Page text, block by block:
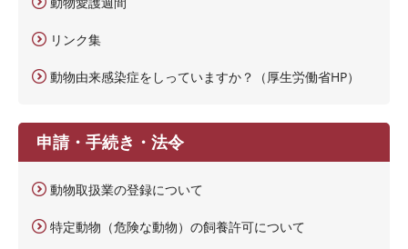
リンク集
動物由来感染症をしっていますか？（厚生労働省HP）
申請・手続き・法令
動物取扱業の登録について
特定動物（危険な動物）の飼養許可について